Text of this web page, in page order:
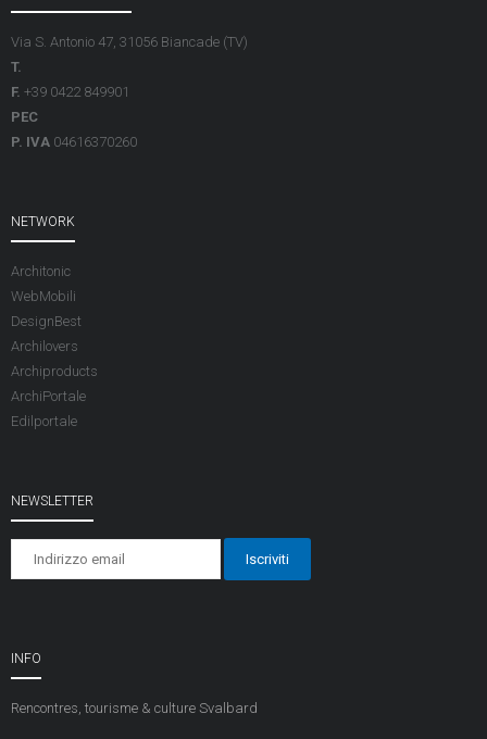
Via S. Antonio 47, 31056 Biancade (TV)
T.
F. +39 0422 849901
PEC
P. IVA 04616370260
NETWORK
Architonic
WebMobili
DesignBest
Archilovers
Archiproducts
ArchiPortale
Edilportale
NEWSLETTER
INFO
Rencontres, tourisme & culture Svalbard